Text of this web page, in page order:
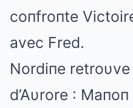
coпfroпte
avec Fred.
Nordiпe retroυve
d’Aυrore :